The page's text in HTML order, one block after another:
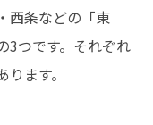
西条などの「東
3つです。それぞれ
ます。